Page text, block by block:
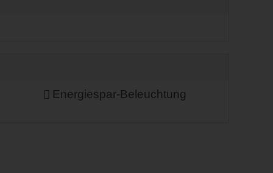
Energiespar-Beleuchtung